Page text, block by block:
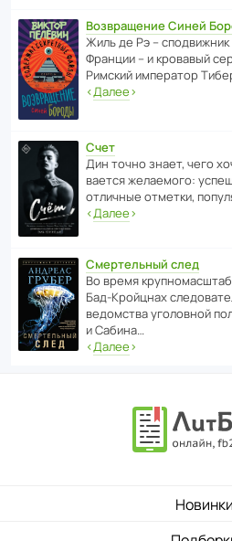
Возвращение Синей
Жиль де Рэ –
Франции – и кровавый
Римский импе­ратор
‹Далее›
Счет
Дин точно знает, чего
ва­ется жела­е­мого:
отли­чные отметки,
‹Далее›
Смертельный след
Во время
Бад‑Крой­цнах
ведомства уголо­вной
и Сабина…
‹Далее›
Новинки